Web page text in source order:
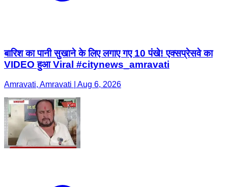
बारिश का पानी सुखाने के लिए लगाए गए 10 पंखे! एक्सप्रेसवे का
VIDEO हुआ Viral #citynews_amravati
Amravati, Amravati | Aug 6, 2026